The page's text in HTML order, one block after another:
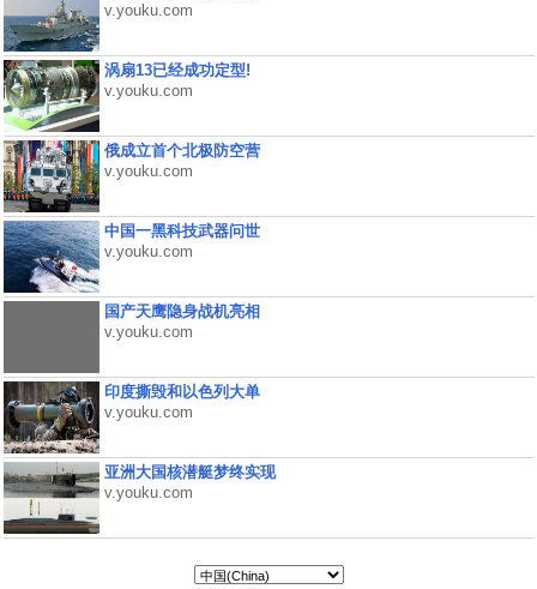
v.youku.com
涡扇13已经成功定型!
v.youku.com
俄成立首个北极防空营
v.youku.com
中国一黑科技武器问世
v.youku.com
国产天鹰隐身战机亮相
v.youku.com
印度撕毁和以色列大单
v.youku.com
亚洲大国核潜艇梦终实现
v.youku.com